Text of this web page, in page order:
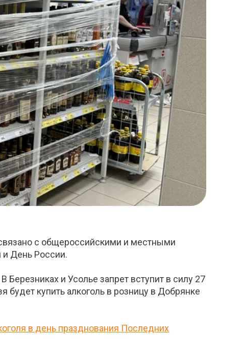
с общероссийскими и местными
и День России.
Березниках и Усолье запрет вступит в силу 27
купить алкоголь в розницу в Добрянке
в день празднования Последних